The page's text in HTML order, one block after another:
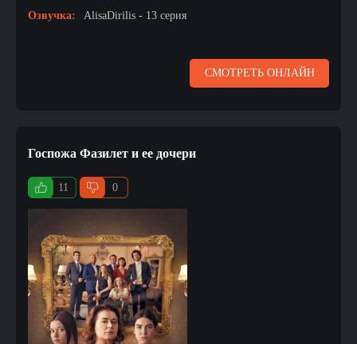
Озвучка:
AlisaDirilis - 13 серия
СМОТРЕТЬ ОНЛАЙН
Госпожа Фазилет и ее дочери
11 0